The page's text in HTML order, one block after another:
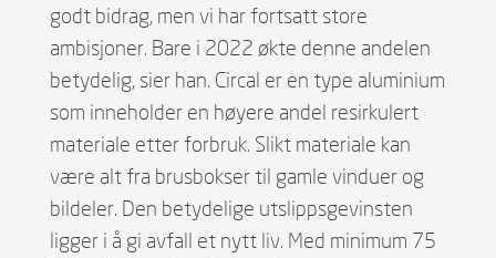
godt bidrag, men vi har fortsatt store
ambisjoner. Bare i 2022 økte denne andelen
betydelig, sier han. Circal er en type aluminium
som inneholder en høyere andel resirkulert
materiale etter forbruk. Slikt materiale kan
være alt fra brusbokser til gamle vinduer og
bildeler. Den betydelige utslippsgevinsten
ligger i å gi avfall et nytt liv. Med minimum 75